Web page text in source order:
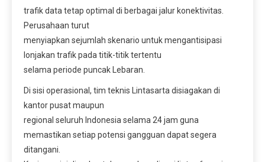
trafik data tetap optimal di berbagai jalur konektivitas.
Perusahaan turut
menyiapkan sejumlah skenario untuk mengantisipasi
lonjakan trafik pada titik-titik tertentu
selama periode puncak Lebaran.
Di sisi operasional, tim teknis Lintasarta disiagakan di
kantor pusat maupun
regional seluruh Indonesia selama 24 jam guna
memastikan setiap potensi gangguan dapat segera
ditangani.